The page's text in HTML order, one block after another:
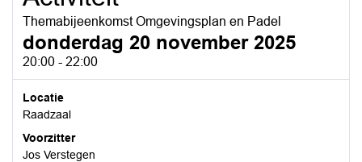
Themabijeenkomst Omgevingsplan en Padel
donderdag 20 november 2025
20:00 - 22:00
Locatie
Raadzaal
Voorzitter
Jos Verstegen